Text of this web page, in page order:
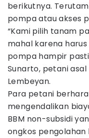
berikutnya.
pompa atau akses
“Kami pilih tanam
mahal karena
pompa hampir
Sunarto, petani
Lembeyan.
Para petani
mengendalikan
BBM non-subsidi
ongkos